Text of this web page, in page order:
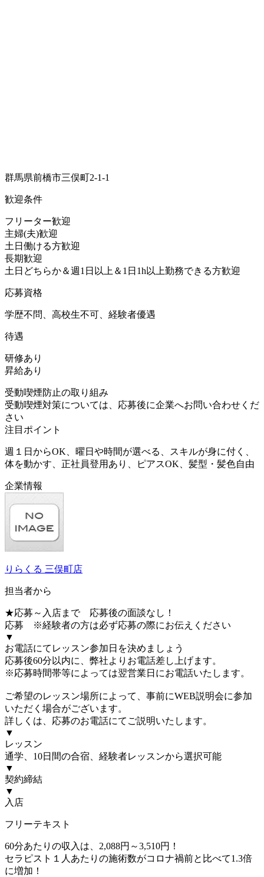
群馬県前橋市三俣町2-1-1
歓迎条件
フリーター歓迎
主婦(夫)歓迎
土日働ける方歓迎
長期歓迎
土日どちらか＆週1日以上＆1日1h以上勤務できる方歓迎
応募資格
学歴不問、高校生不可、経験者優遇
待遇
研修あり
昇給あり
受動喫煙防止の取り組み
受動喫煙対策については、応募後に企業へお問い合わせくだ
さい
注目ポイント
週１日からOK、曜日や時間が選べる、スキルが身に付く、
体を動かす、正社員登用あり、ピアスOK、髪型・髪色自由
企業情報
りらくる 三俣町店
担当者から
★応募～入店まで 応募後の面談なし！
応募 ※経験者の方は必ず応募の際にお伝えください
▼
お電話にてレッスン参加日を決めましょう
応募後60分以内に、弊社よりお電話差し上げます。
※応募時間帯等によっては翌営業日にお電話いたします。
ご希望のレッスン場所によって、事前にWEB説明会に参加
いただく場合がございます。
詳しくは、応募のお電話にてご説明いたします。
▼
レッスン
通学、10日間の合宿、経験者レッスンから選択可能
▼
契約締結
▼
入店
フリーテキスト
60分あたりの収入は、2,088円～3,510円！
セラピスト１人あたりの施術数がコロナ禍前と比べて1.3倍
に増加！